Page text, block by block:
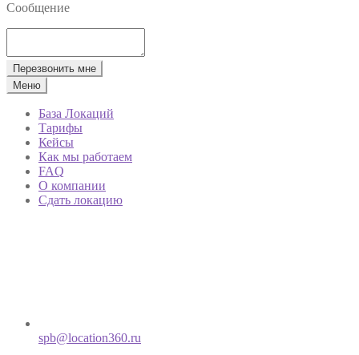
Сообщение
Перезвонить мне
Меню
База Локаций
Тарифы
Кейсы
Как мы работаем
FAQ
О компании
Сдать локацию
spb@location360.ru